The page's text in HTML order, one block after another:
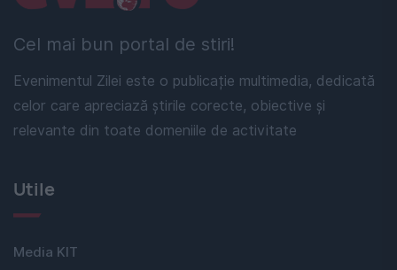
Cel mai bun portal de stiri!
Evenimentul Zilei este o publicație multimedia, dedicată
celor care apreciază știrile corecte, obiective și
relevante din toate domeniile de activitate
Utile
Media KIT